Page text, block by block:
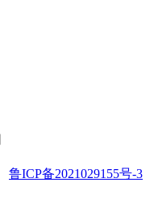
鲁ICP备2021029155号-3